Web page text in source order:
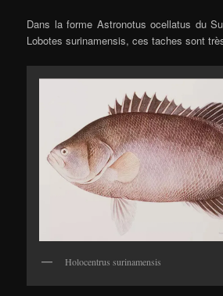
Dans la forme Astronotus ocellatus du
Lobotes surinamensis, ces taches sont
Holocentrus surinamensis